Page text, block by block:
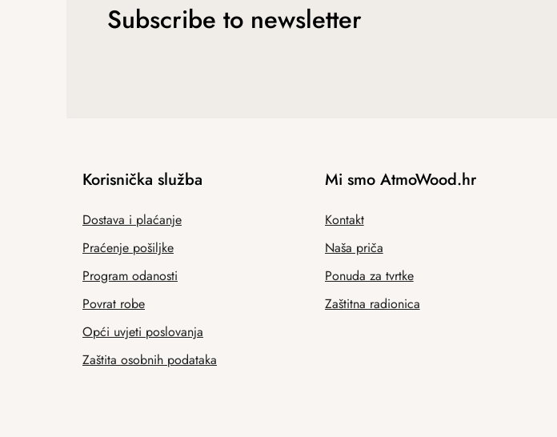
Subscribe to newsletter
Korisnička služba
Dostava i plaćanje
Praćenje pošiljke
Program odanosti
Povrat robe
Opći uvjeti poslovanja
Zaštita osobnih podataka
Mi smo AtmoWood.hr
Kontakt
Naša priča
Ponuda za tvrtke
Zaštitna radionica